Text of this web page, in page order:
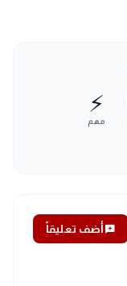
⚡
مهم
add_commentأضف تعليقاً